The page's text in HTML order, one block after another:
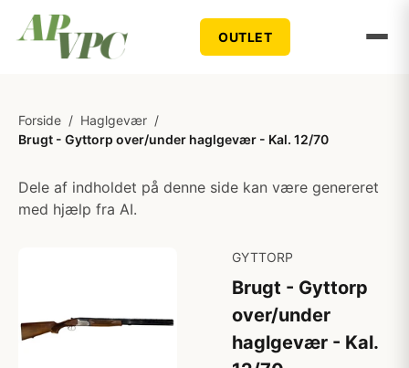
OUTLET
Forside / Haglgevær /
Brugt - Gyttorp over/under haglgevær - Kal. 12/70
Dele af indholdet på denne side kan være genereret
med hjælp fra AI.
GYTTORP
Brugt - Gyttorp
over/under
haglgevær - Kal.